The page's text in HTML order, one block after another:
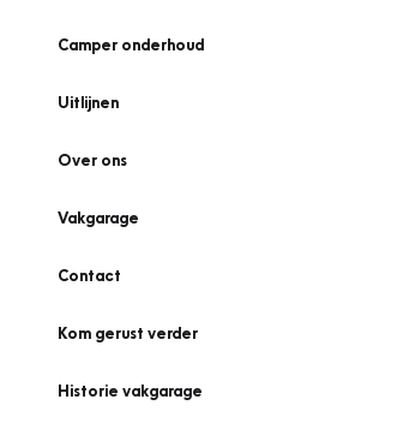
Camper onderhoud
Uitlijnen
Over ons
Vakgarage
Contact
Kom gerust verder
Historie vakgarage